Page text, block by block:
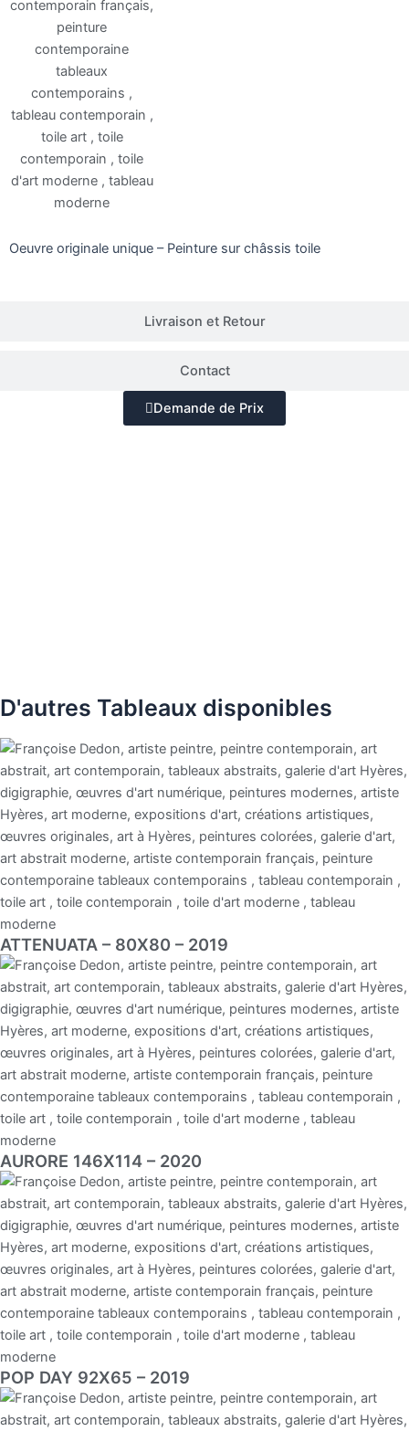
CORSO 80X80 – 2022
Livraison et Retour
Contact
Oeuvre originale unique – Peinture sur châssis toile
Demande de Prix
D'autres Tableaux disponibles
ATTENUATA – 80X80 – 2019
AURORE 146X114 – 2020
POP DAY 92X65 – 2019